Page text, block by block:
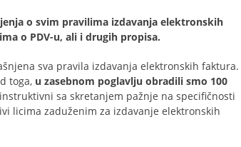
o svim pravilima izdavanja elektronskih
o PDV-u, ali i drugih propisa.
sva pravila izdavanja elektronskih faktura.
toga, u zasebnom poglavlju obradili smo 100
sa skretanjem pažnje na specifičnosti
licima zaduženim za izdavanje elektronskih